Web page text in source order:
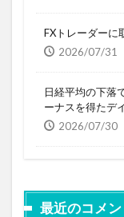
FXトレーダーに
2026/07/31
日経平均の下落
ーナスを得たデ
2026/07/30
最近のコメン